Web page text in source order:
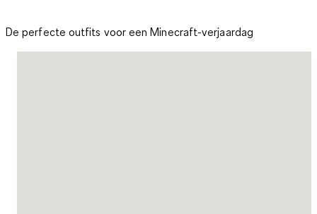
De perfecte outfits voor een Minecraft-verjaardag